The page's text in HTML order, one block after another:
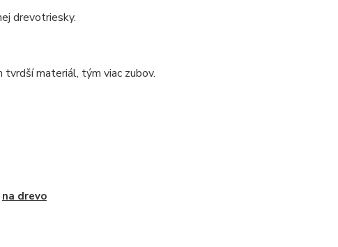
drevotriesky.
materiál, tým viac zubov.
na drevo